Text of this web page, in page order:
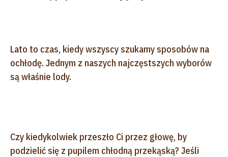
Lato to czas, kiedy wszyscy szukamy sposobów na
ochłodę. Jednym z naszych najczęstszych wyborów
są właśnie lody.
Czy kiedykolwiek przeszło Ci przez głowę, by
podzielić się z pupilem chłodną przekąską? Jeśli